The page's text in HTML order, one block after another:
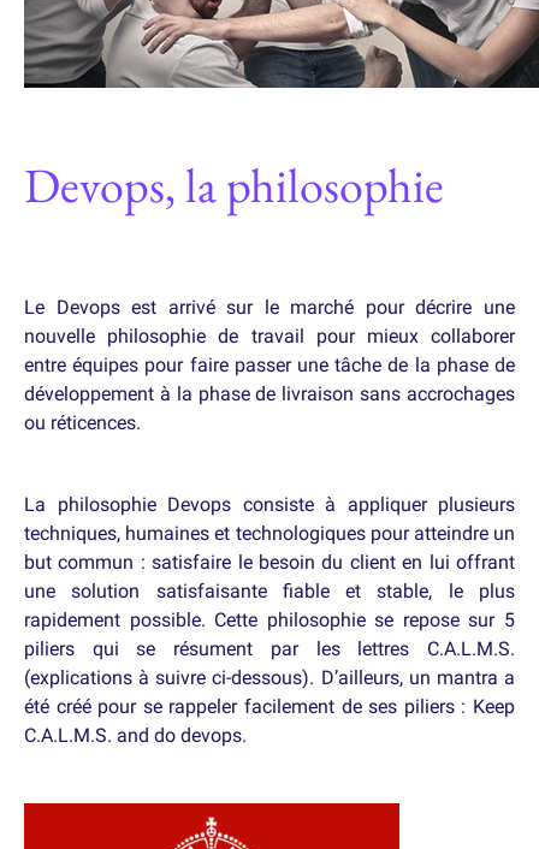
Devops, la philosophie
Le Devops est arrivé sur le marché pour décrire une
nouvelle philosophie de travail pour mieux collaborer
entre équipes pour faire passer une tâche de la phase de
développement à la phase de livraison sans accrochages
ou réticences.
La philosophie Devops consiste à appliquer plusieurs
techniques, humaines et technologiques pour atteindre un
but commun : satisfaire le besoin du client en lui offrant
une solution satisfaisante fiable et stable, le plus
rapidement possible. Cette philosophie se repose sur 5
piliers qui se résument par les lettres C.A.L.M.S.
(explications à suivre ci-dessous). D’ailleurs, un mantra a
été créé pour se rappeler facilement de ses piliers : Keep
C.A.L.M.S. and do devops.